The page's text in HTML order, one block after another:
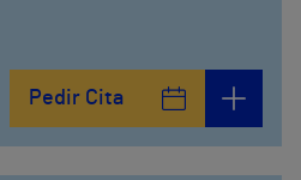
Pedir Cita